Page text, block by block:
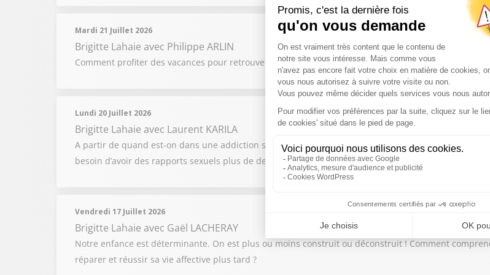
Mardi 21 Juillet 2026
Brigitte Lahaie avec Philippe ARLIN
Comment profiter des vacances pour retrouver une bonne intimité dans son couple et retrouver une
Lundi 20 Juillet 2026
Brigitte Lahaie avec Laurent KARILA
A partir de quand est-on dans une addiction sexuelle ? Quand on ne pense qu’à ça ? Quand on se
besoin d’avoir des rapports sexuels plus de deux fois par semaine ? Si vous avez un doute sur
Vendredi 17 Juillet 2026
Brigitte Lahaie avec Gaël LACHERAY
Notre enfance est déterminante. On est plus ou moins construit ou déconstruit ! Comment
réparer et réussir sa vie affective plus tard ?